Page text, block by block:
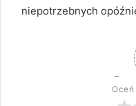
niepotrzebnych
Oceń